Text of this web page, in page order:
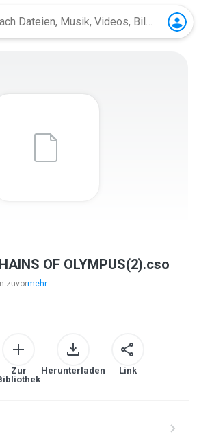
OF OLYMPUS(2).cso
zuvormehr...
Zur
Herunterladen Link